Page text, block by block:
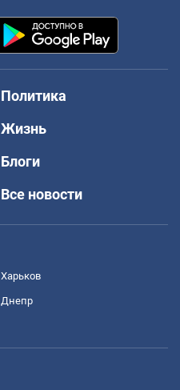
Политика
Жизнь
Блоги
Все новости
Харьков
Днепр